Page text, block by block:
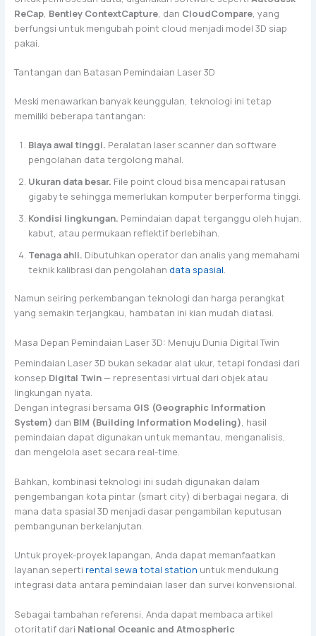
ReCap, Bentley ContextCapture, dan CloudCompare, yang
berfungsi untuk mengubah point cloud menjadi model 3D siap
pakai.
Tantangan dan Batasan Pemindaian Laser 3D
Meski menawarkan banyak keunggulan, teknologi ini tetap
memiliki beberapa tantangan:
Biaya awal tinggi. Peralatan laser scanner dan software
pengolahan data tergolong mahal.
Ukuran data besar. File point cloud bisa mencapai ratusan
gigabyte sehingga memerlukan komputer berperforma tinggi.
Kondisi lingkungan. Pemindaian dapat terganggu oleh hujan,
kabut, atau permukaan reflektif berlebihan.
Tenaga ahli. Dibutuhkan operator dan analis yang memahami
teknik kalibrasi dan pengolahan data spasial.
Namun seiring perkembangan teknologi dan harga perangkat
yang semakin terjangkau, hambatan ini kian mudah diatasi.
Masa Depan Pemindaian Laser 3D: Menuju Dunia Digital Twin
Pemindaian Laser 3D bukan sekadar alat ukur, tetapi fondasi dari
konsep Digital Twin— representasi virtual dari objek atau
lingkungan nyata.
Dengan integrasi bersama GIS (Geographic Information
System) dan BIM (Building Information Modeling), hasil
pemindaian dapat digunakan untuk memantau, menganalisis,
dan mengelola aset secara real-time.
Bahkan, kombinasi teknologi ini sudah digunakan dalam
pengembangan kota pintar (smart city) di berbagai negara, di
mana data spasial 3D menjadi dasar pengambilan keputusan
pembangunan berkelanjutan.
Untuk proyek-proyek lapangan, Anda dapat memanfaatkan
layanan seperti rental sewa total station untuk mendukung
integrasi data antara pemindaian laser dan survei konvensional.
Sebagai tambahan referensi, Anda dapat membaca artikel
otoritatif dari National Oceanic and Atmospheric